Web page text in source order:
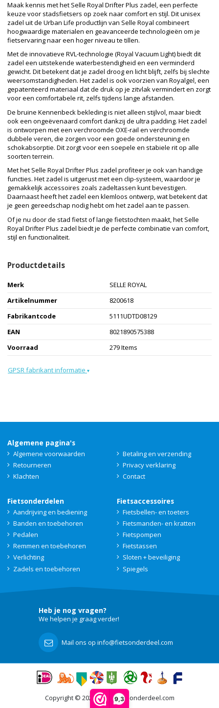
9,3
Maak kennis met het Selle Royal Drifter Plus zadel, een perfecte
keuze voor stadsfietsers op zoek naar comfort en stijl. Dit unisex
zadel uit de Urban Life productlijn van Selle Royal combineert
hoogwaardige materialen en geavanceerde technologieën om je
fietservaring naar een hoger niveau te tillen.
Met de innovatieve RVL-technologie (Royal Vacuum Light) biedt dit
zadel een uitstekende waterbestendigheid en een verminderd
gewicht. Dit betekent dat je zadel droog en licht blijft, zelfs bij slechte
weersomstandigheden. Het zadel is ook voorzien van Royalgel, een
gepatenteerd materiaal dat de druk op je zitvlak vermindert en zorgt
voor een comfortabele rit, zelfs tijdens lange afstanden.
De bruine Kennenbeck bekleding is niet alleen stijlvol, maar biedt
ook een ongeëvenaard comfort dankzij de ultra padding. Het zadel
is ontworpen met een verchroomde OXE-rail en verchroomde
dubbele veren, die zorgen voor een goede ondersteuning en
schokabsorptie. Dit zorgt voor een soepele en stabiele rit op alle
soorten terrein.
Met het Selle Royal Drifter Plus zadel profiteer je ook van handige
functies. Het zadel is uitgerust met een clip-systeem, waardoor je
gemakkelijk accessoires zoals zadeltassen kunt bevestigen.
Daarnaast heeft het zadel een klemloos ontwerp, wat betekent dat
je geen gereedschap nodig hebt om het zadel aan te passen.
Of je nu door de stad fietst of lange fietstochten maakt, het Selle
Royal Drifter Plus zadel biedt je de perfecte combinatie van comfort,
stijl en functionaliteit.
Productdetails
Merk
SELLE ROYAL
Artikelnummer
8200618
Fabrikantcode
5111UDTD08129
EAN
8021890575388
Voorraad
279 Items
GPSR fabrikant informatie ▾
Algemene pagina's
Algemene voorwaarden
Betaling en verzending
Retourneren
Privacy verklaring
Klachten
Contact
Fietsonderdelen
Aandrijving en bediening
Banden en toebehoren
Pedalen
Remmen en toebehoren
Verlichting
Zadels en toebehoren
Fietsaccessoires
Fietsbellen- en toeters
Fietsmanden- en kratten
Fietspompen
Fietstassen
Sloten + beveiliging
Spiegels
Heb je nog vragen?
We helpen je graag verder!
Mail ons op info@fietsonderdeel.com
Copyright © 2021 - 2026 Fietsonderdeel.com